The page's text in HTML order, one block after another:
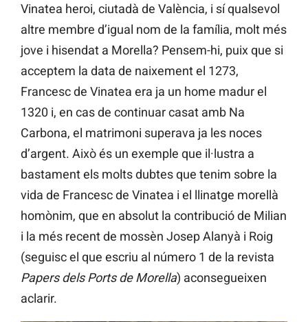
Vinatea heroi, ciutadà de València, i sí qualsevol
altre membre d’igual nom de la família, molt més
jove i hisendat a Morella? Pensem-hi, puix que si
acceptem la data de naixement el 1273,
Francesc de Vinatea era ja un home madur el
1320 i, en cas de continuar casat amb Na
Carbona, el matrimoni superava ja les noces
d’argent. Això és un exemple que il·lustra a
bastament els molts dubtes que tenim sobre la
vida de Francesc de Vinatea i el llinatge morellà
homònim, que en absolut la contribució de Milian
i la més recent de mossèn Josep Alanyà i Roig
(seguisc el que escriu al número 1 de la revista
Papers dels Ports de Morella) aconsegueixen
aclarir.